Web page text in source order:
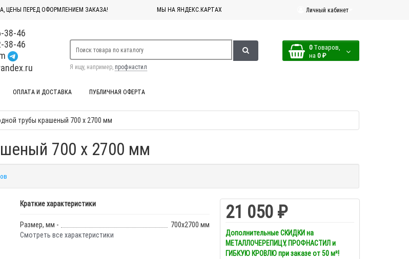
ЦЕНЫ ПЕРЕД ОФОРМЛЕНИЕМ ЗАКАЗА! МЫ НА ЯНДЕКС.КАРТАХ Личный кабинет
38-46
38-46
0 Tоваров,
на 0 ₽
Я ищу, например, профнастил
ОПЛАТА И ДОСТАВКА ПУБЛИЧНАЯ ОФЕРТА
трубы крашеный 700 x 2700 мм
700 x 2700 мм
Краткие характеристики
Размер, мм -
700х2700 мм
Смотреть все характеристики
21 050 ₽
Дополнительные СКИДКИ на
МЕТАЛЛОЧЕРЕПИЦУ, ПРОФНАСТИЛ и
ГИБКУЮ КРОВЛЮ при заказе от 50 м²!